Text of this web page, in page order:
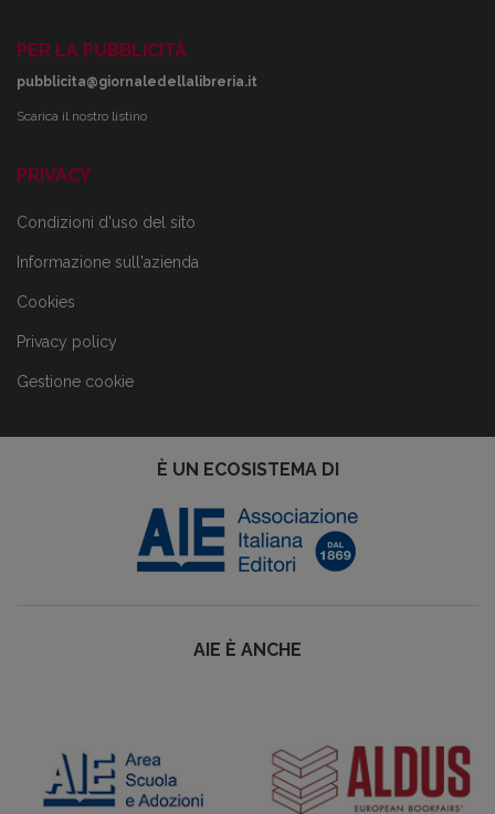
PER LA PUBBLICITÀ
pubblicita@giornaledellalibreria.it
Scarica il nostro listino
PRIVACY
Condizioni d'uso del sito
Informazione sull'azienda
Cookies
Privacy policy
Gestione cookie
È UN ECOSISTEMA DI
AIE È ANCHE